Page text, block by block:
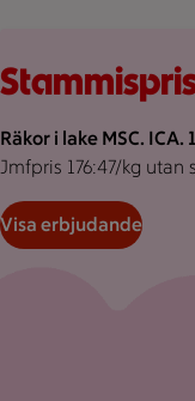
Räkor i lake MSC. ICA.
Jmfpris 176:47/kg utan
Visa erbjudande